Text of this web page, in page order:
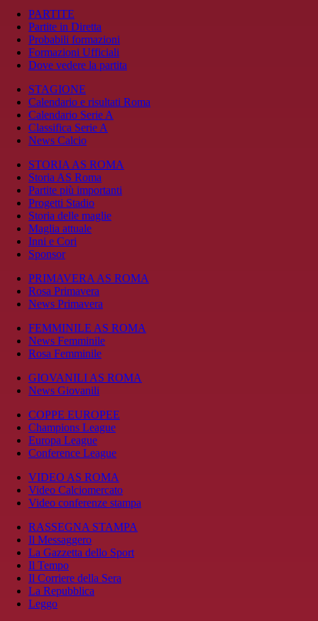
PARTITE
Partite in Diretta
Probabili formazioni
Formazioni Ufficiali
Dove vedere la partita
STAGIONE
Calendario e risultati Roma
Calendario Serie A
Classifica Serie A
News Calcio
STORIA AS ROMA
Storia AS Roma
Partite più importanti
Progetti Stadio
Storia delle maglie
Maglia attuale
Inni e Cori
Sponsor
PRIMAVERA AS ROMA
Rosa Primavera
News Primavera
FEMMINILE AS ROMA
News Femminile
Rosa Femminile
GIOVANILI AS ROMA
News Giovanili
COPPE EUROPEE
Champions League
Europa League
Conference League
VIDEO AS ROMA
Video Calciomercato
Video conferenze stampa
RASSEGNA STAMPA
Il Messaggero
La Gazzetta dello Sport
Il Tempo
Il Corriere della Sera
La Repubblica
Leggo